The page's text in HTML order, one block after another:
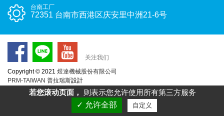
台南工厂
72351 台南市西港区庆安里中洲21-6号
关注我们
Copyright © 2021 煜達機械股份有限公司
PRM-TAIWAN 普拉瑞斯設計
若您滚动页面，
则表示您允许使用所有第三方服务
✓ 允许全部
自定义